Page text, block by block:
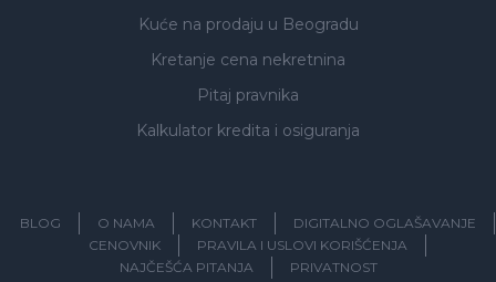
Kuće na prodaju u Beogradu
Kretanje cena nekretnina
Pitaj pravnika
Kalkulator kredita i osiguranja
BLOG O NAMA KONTAKT
DIGITALNO OGLAŠAVANJE
CENOVNIK
PRAVILA I USLOVI KORIŠĆENJA
NAJČEŠĆA PITANJA
PRIVATNOST